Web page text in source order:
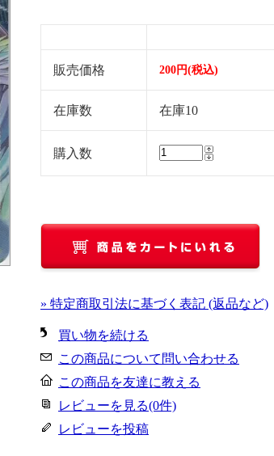
販売価格 200円(税込)
在庫数 在庫10
購入数
» 特定商取引法に基づく表記 (返品など)
買い物を続ける
この商品について問い合わせる
この商品を友達に教える
レビューを見る(0件)
レビューを投稿